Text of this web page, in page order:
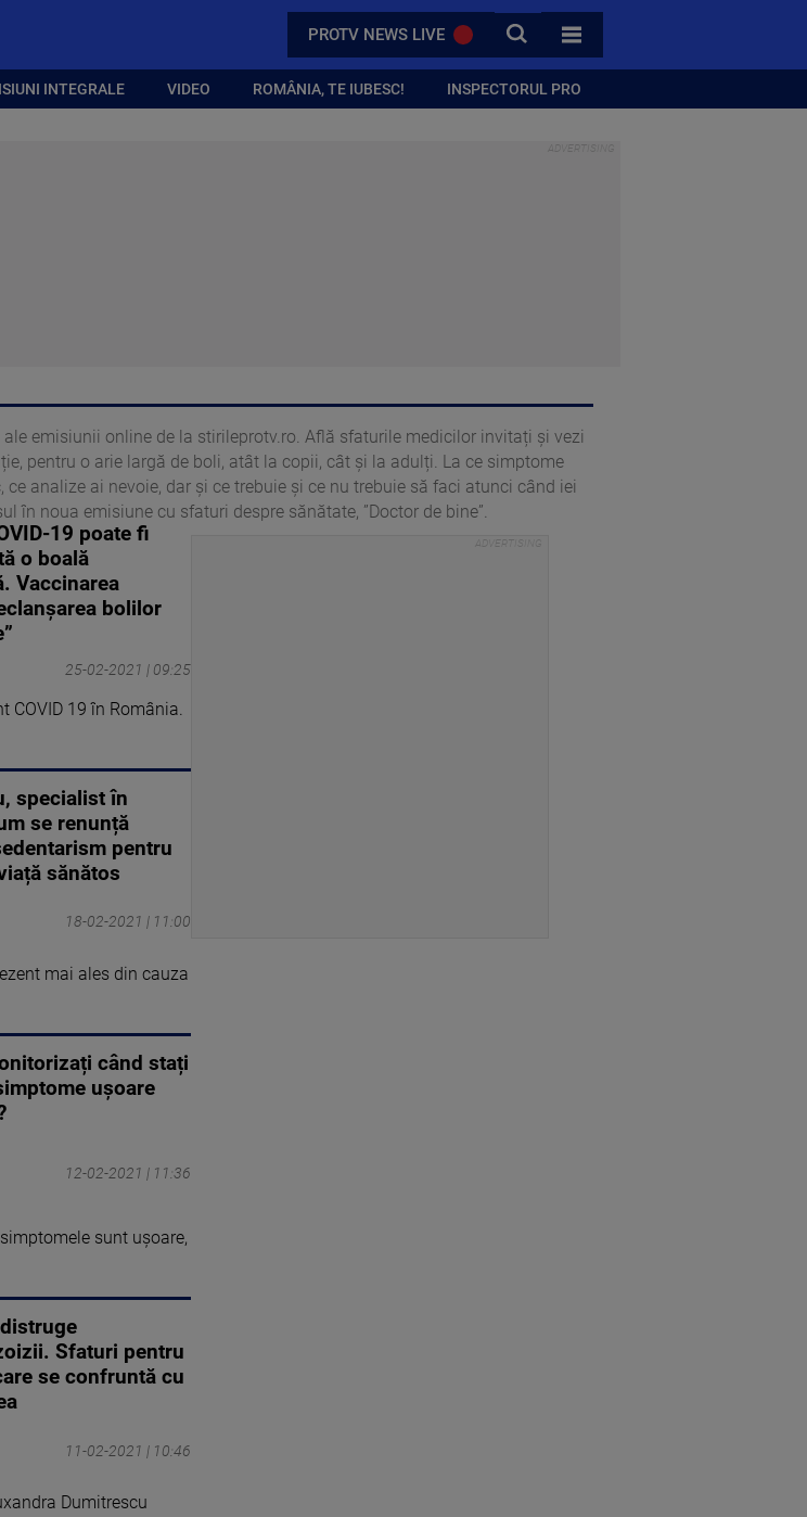
PROTV NEWS LIVE CAUTA
TOATE CATEGORIILE
INTEGRALE VIDEO ROMÂNIA, TE IUBESC! INSPECTORUL PRO
emisiunii online de la stirileprotv.ro. Află sfaturile medicilor invitați și vezi
pentru o arie largă de boli, atât la copii, cât și la adulți. La ce simptome
analize ai nevoie, dar și ce trebuie și ce nu trebuie să faci atunci când iei
în noua emisiune cu sfaturi despre sănătate, ”Doctor de bine”.
25-02-2021 | 09:25
19 poate fi
o boală
Vaccinarea
bolilor
COVID 19 în România.
18-02-2021 | 11:00
specialist în
se renunță
pentru
sănătos
mai ales din cauza
12-02-2021 | 11:36
când stați
ușoare
sunt ușoare,
11-02-2021 | 10:46
Sfaturi pentru
se confruntă cu
Dumitrescu